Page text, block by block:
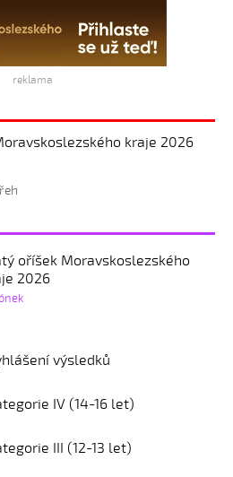
reklama
kraje 2026
oříšek Moravskoslezského
2026
výsledků
IV (14-16 let)
III (12-13 let)